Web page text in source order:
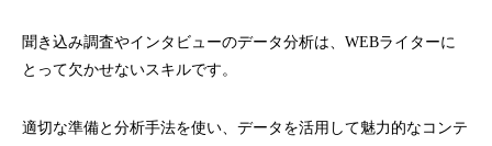
聞き込み調査やインタビューのデータ分析は、WEBライターに
とって欠かせないスキルです。
適切な準備と分析手法を使い、データを活用して魅力的なコンテ